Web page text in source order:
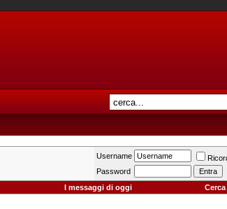
Username
Password
I messaggi di oggi Cerca